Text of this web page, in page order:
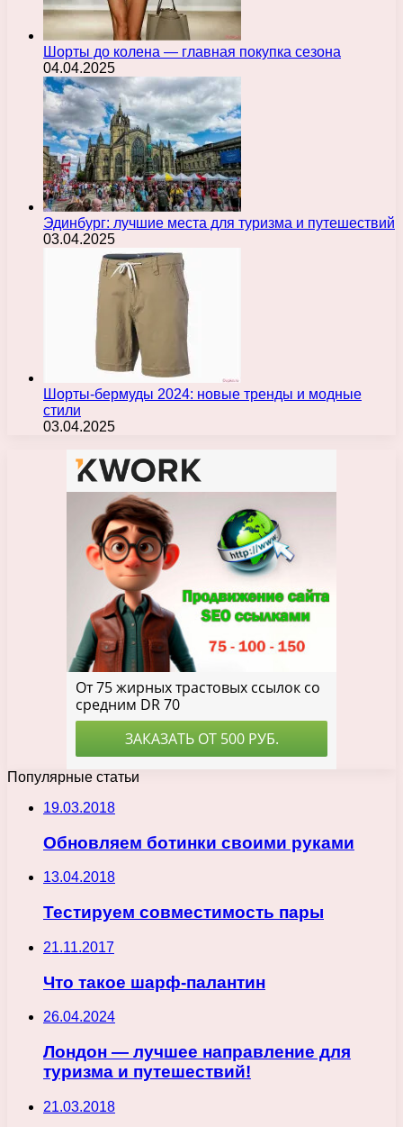
Шорты до колена — главная покупка сезона
04.04.2025
Эдинбург: лучшие места для туризма и путешествий
03.04.2025
Шорты-бермуды 2024: новые тренды и модные
стили
03.04.2025
Популярные статьи
19.03.2018
Обновляем ботинки своими руками
13.04.2018
Тестируем совместимость пары
21.11.2017
Что такое шарф-палантин
26.04.2024
Лондон — лучшее направление для
туризма и путешествий!
21.03.2018